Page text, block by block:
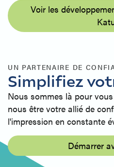
Voir les
UN PARTENAIRE DE
Simplifiez
Nous sommes là pour
nous être votre allié de
l'impression en constante
Démarrer